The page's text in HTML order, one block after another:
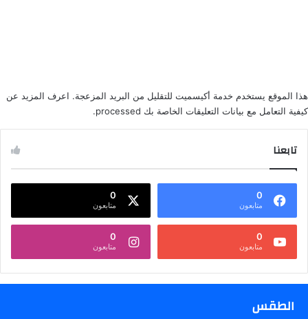
هذا الموقع يستخدم خدمة أكيسميت للتقليل من البريد المزعجة. اعرف المزيد عن
كيفية التعامل مع بيانات التعليقات الخاصة بك processed
.
تابعنا
0
متابعون
0
متابعون
0
متابعون
0
متابعون
الطقس